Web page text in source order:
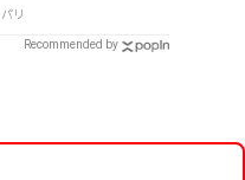
の種類、注意点を解説
パリ
Recommended by